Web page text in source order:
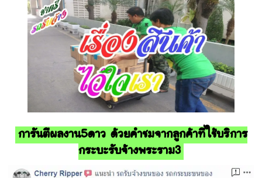
การันตีผลงาน5ดาว ด้วยคำชมจากลูกค้าที่ใช้บริการ
กระบะรับจ้างพระราม3